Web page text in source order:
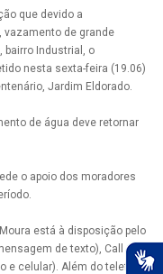
que devido a
de grande
bairro Industrial, o
nesta sexta-feira (19.06)
Jardim Eldorado.
de água deve retornar
o apoio dos moradores
está à disposição pelo
de texto), Call
e celular). Além do telefone,